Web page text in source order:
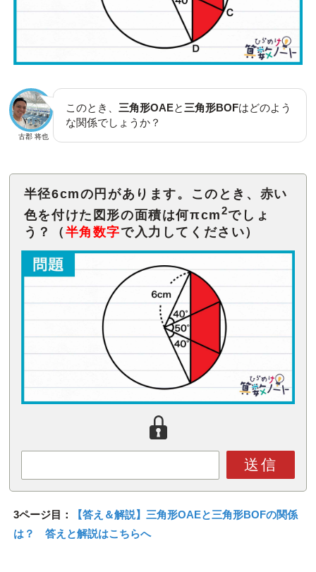
古郡 将也
このとき、 三角形OAEと 三角形BOFはどのよう
な関係でしょうか？
半径6cmの円があります。このとき、赤い
色を付けた図形の面積は何πcm2でしょ
う？（ 半角数字で入力してください）
送信
3ページ目：
【答え＆解説】三角形OAEと三角形BOFの関係
は？ 答えと解説はこちらへ